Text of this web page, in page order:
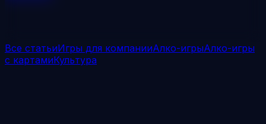
Все статьиИгры для компанииАлко-игрыАлко-игры
с картамиКультура